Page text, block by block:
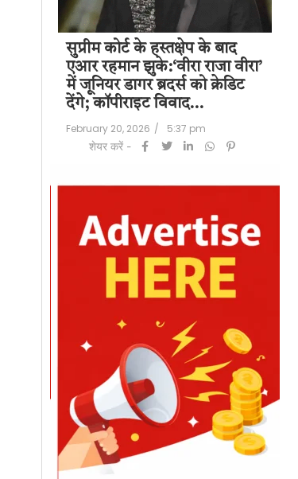
सुप्रीम कोर्ट के हस्तक्षेप के बाद
एआर रहमान झुके:‘वीरा राजा वीरा’
में जूनियर डागर ब्रदर्स को क्रेडिट
देंगे; कॉपीराइट विवाद…
February 20, 2026 /
5:37 pm
शेयर करें -